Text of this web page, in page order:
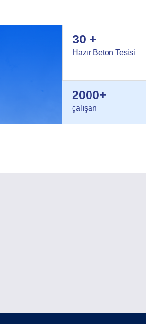
30 +
Hazır Beton Tesisi
2000+
çalışan